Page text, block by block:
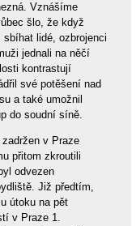
Vznášíme
šlo, že když
lidé, ozbrojenci
jednali na něčí
kontrastují
své potěšení nad
a také umožnil
do soudní síně.
v Praze
přitom zkroutili
odvezen
Již předtím,
útoku na pět
v Praze 1.